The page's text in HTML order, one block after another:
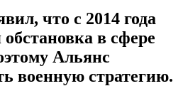
что с 2014 года
в сфере
Альянс
военную стратегию.